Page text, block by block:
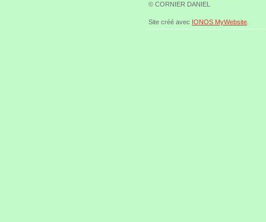
© CORNIER DANIEL
Site créé avec IONOS MyWebsite